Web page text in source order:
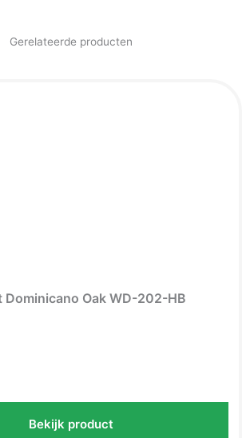
Gerelateerde producten
Dominicano Oak WD-202-HB
Bekijk product